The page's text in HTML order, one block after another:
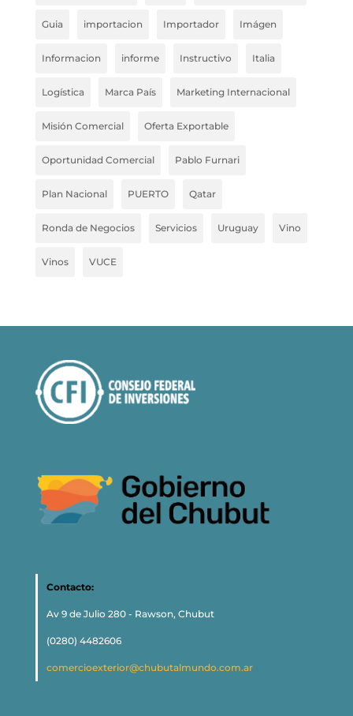
Guia importacion Importador Imágen
Informacion informe Instructivo Italia
Logística Marca País Marketing Internacional
Misión Comercial Oferta Exportable
Oportunidad Comercial Pablo Furnari
Plan Nacional PUERTO Qatar
Ronda de Negocios Servicios Uruguay Vino
Vinos VUCE
Contacto:
Av 9 de Julio 280 - Rawson, Chubut
(0280) 4482606
comercioexterior@chubutalmundo.com.ar